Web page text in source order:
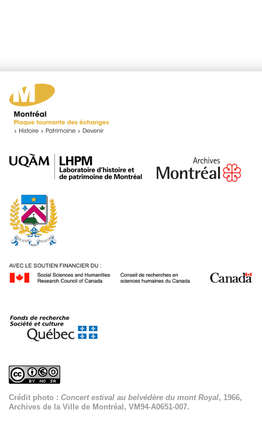
Crédit photo : Concert estival au belvédère du mont Royal, 1966,
Archives de la Ville de Montréal, VM94-A0651-007.